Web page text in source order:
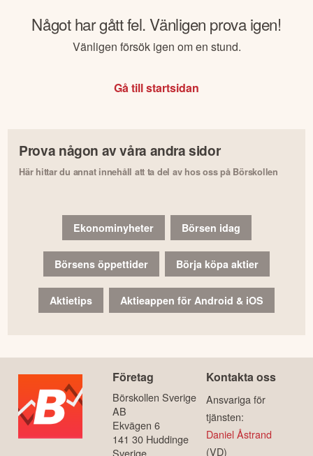
Något har gått fel. Vänligen prova igen!
Vänligen försök igen om en stund.
Gå till startsidan
Prova någon av våra andra sidor
Här hittar du annat innehåll att ta del av hos oss på Börskollen
Ekonominyheter Börsen idag
Börsens öppettider Börja köpa aktier
Aktietips Aktieappen för Android & iOS
Företag
Börskollen Sverige
AB
Ekvägen 6
141 30 Huddinge
Sverige
Kontakta oss
Ansvariga för
tjänsten:
Daniel Åstrand
(VD)